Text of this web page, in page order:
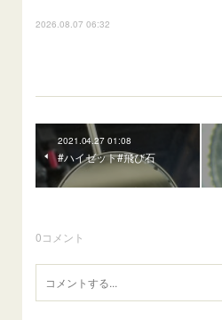
2026.08.07 06:32
2021.04.27 01:08
#ハイゼット#飛び石
0コメント